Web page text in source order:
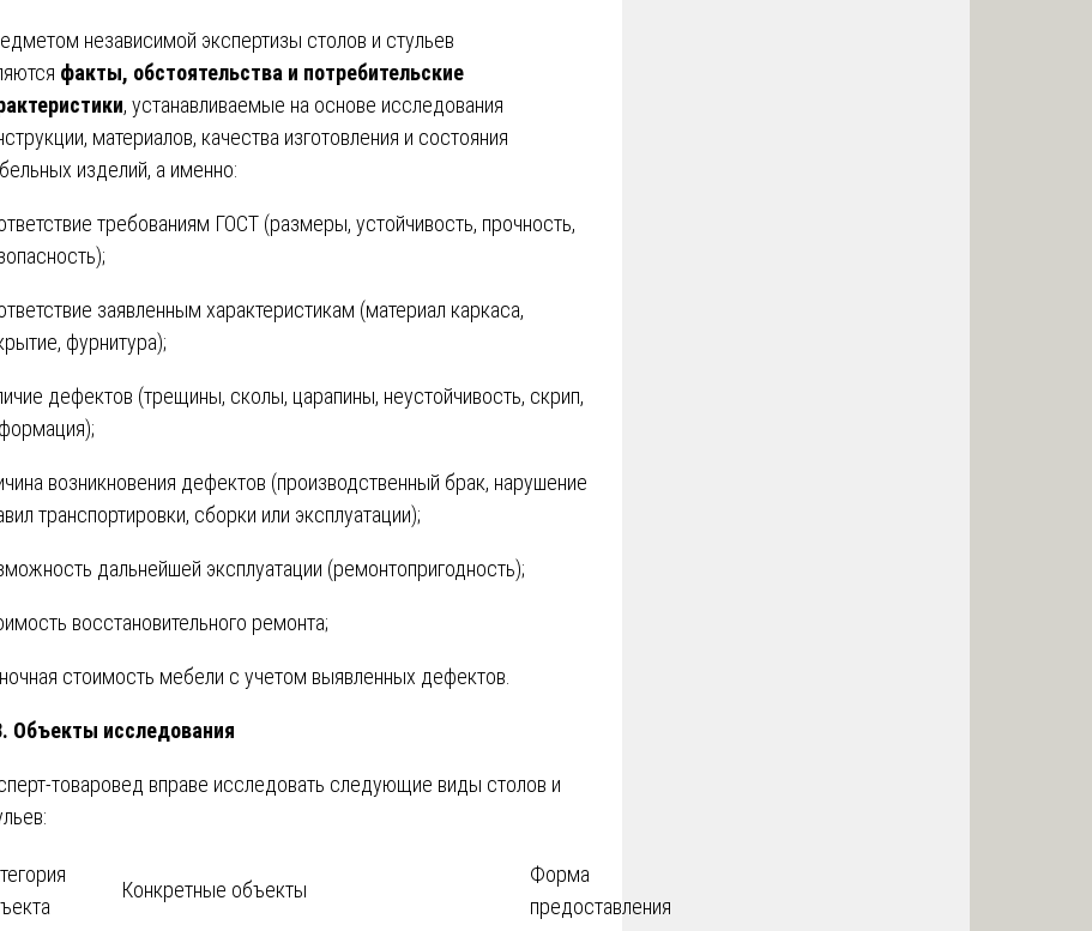
независимой экспертизы столов и стульев
факты, обстоятельства и потребительские
, устанавливаемые на основе исследования
материалов, качества изготовления и состояния
изделий, а именно:
требованиям ГОСТ (размеры, устойчивость, прочность,
заявленным характеристикам (материал каркаса,
фурнитура);
дефектов (трещины, сколы, царапины, неустойчивость, скрип,
возникновения дефектов (производственный брак, нарушение
транспортировки, сборки или эксплуатации);
дальнейшей эксплуатации (ремонтопригодность);
восстановительного ремонта;
стоимость мебели с учетом выявленных дефектов.
Объекты исследования
товаровед вправе исследовать следующие виды столов и
Конкретные объекты
Форма
предоставления